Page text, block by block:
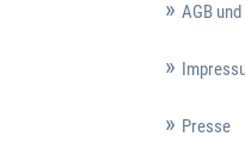
AGB
Presse